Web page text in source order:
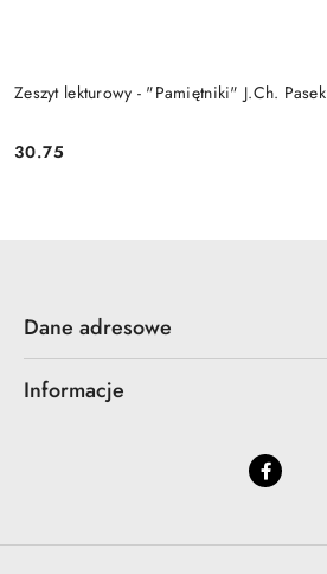
Zeszyt lekturowy - "Pamiętniki" J.Ch. Pasek
Cena:
30.75
Dane adresowe
Informacje